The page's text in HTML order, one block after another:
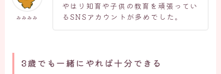
みみみみ
やはり知育や子供の教育を頑張ってい
るSNSアカウントが多めでした。
3歳でも一緒にやれば十分できる